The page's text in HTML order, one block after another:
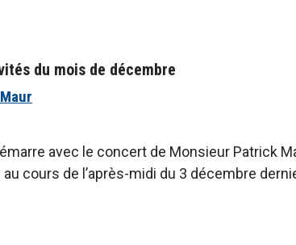
du mois de décembre
avec le concert de Monsieur Patrick
cours de l’après-midi du 3 décembre